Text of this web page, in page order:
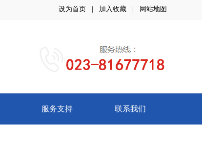
设为首页 加入收藏 网站地图
服务支持 联系我们